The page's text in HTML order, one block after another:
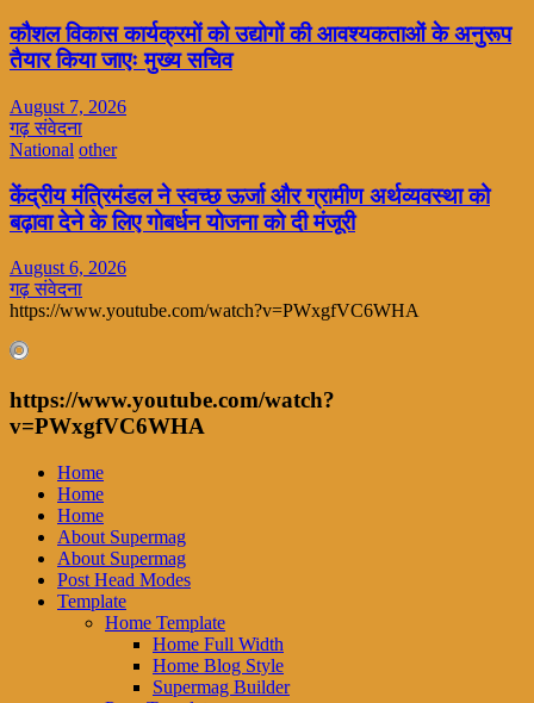
कौशल विकास कार्यक्रमों को उद्योगों की आवश्यकताओं के अनुरूप
तैयार किया जाएः मुख्य सचिव
August 7, 2026
गढ़ संवेदना
National other
केंद्रीय मंत्रिमंडल ने स्वच्छ ऊर्जा और ग्रामीण अर्थव्यवस्था को
बढ़ावा देने के लिए गोबर्धन योजना को दी मंजूरी
August 6, 2026
गढ़ संवेदना
https://www.youtube.com/watch?v=PWxgfVC6WHA
https://www.youtube.com/watch?
v=PWxgfVC6WHA
Home
Home
Home
About Supermag
About Supermag
Post Head Modes
Template
Home Template
Home Full Width
Home Blog Style
Supermag Builder